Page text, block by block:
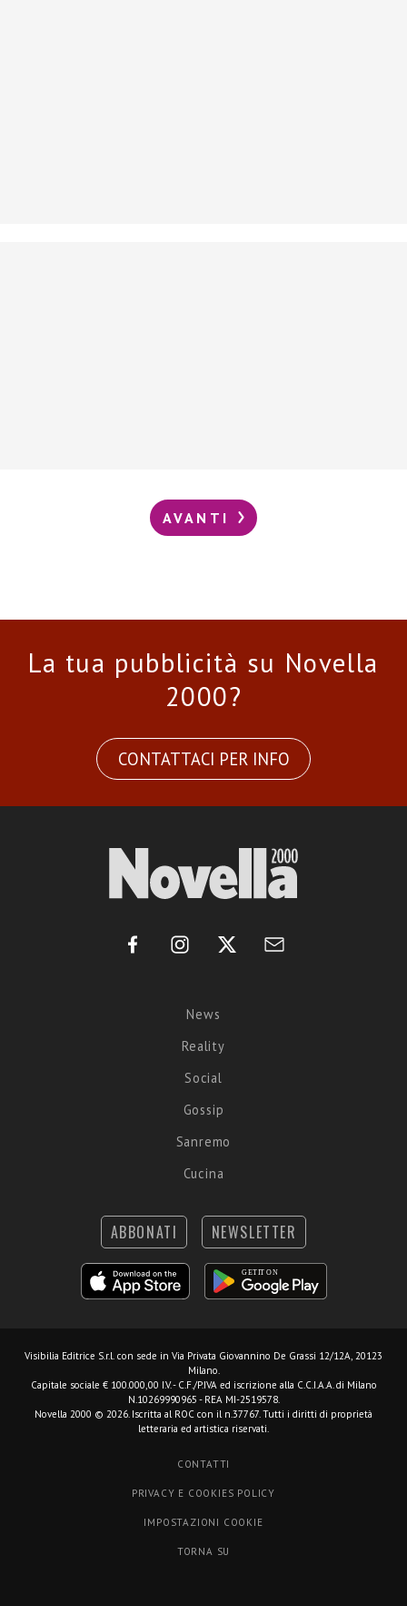
AVANTI
La tua pubblicità su Novella
2000?
CONTATTACI PER INFO
News
Reality
Social
Gossip
Sanremo
Cucina
ABBONATI NEWSLETTER
Visibilia Editrice S.r.l. con sede in Via Privata Giovannino De Grassi 12/12A, 20123
Milano.
Capitale sociale € 100.000,00 I.V. - C.F./P.IVA ed iscrizione alla C.C.I.A.A. di Milano
N.10269990965 - REA MI-2519578.
Novella 2000 © 2026. Iscritta al ROC con il n.37767. Tutti i diritti di proprietà
letteraria ed artistica riservati.
CONTATTI
PRIVACY E COOKIES POLICY
IMPOSTAZIONI COOKIE
TORNA SU